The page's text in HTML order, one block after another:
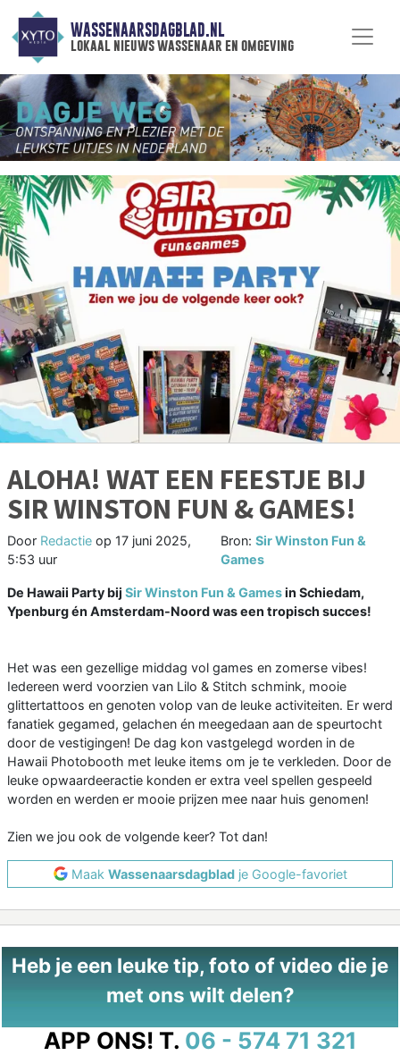
WASSENAARSDAGBLAD.NL
lokaal nieuws wassenaar en omgeving
ALOHA! WAT EEN FEESTJE BIJ
SIR WINSTON FUN & GAMES!
Door Redactie op 17 juni 2025,
5:53 uur
Bron: Sir Winston Fun &
Games
De Hawaii Party bij Sir Winston Fun & Gamesin Schiedam,
Ypenburg én Amsterdam-Noord was een tropisch succes!
Het was een gezellige middag vol games en zomerse vibes!
Iedereen werd voorzien van Lilo & Stitch schmink, mooie
glittertattoos en genoten volop van de leuke activiteiten. Er werd
fanatiek gegamed, gelachen én meegedaan aan de speurtocht
door de vestigingen! De dag kon vastgelegd worden in de
Hawaii Photobooth met leuke items om je te verkleden. Door de
leuke opwaardeeractie konden er extra veel spellen gespeeld
worden en werden er mooie prijzen mee naar huis genomen!
Zien we jou ook de volgende keer? Tot dan!
Maak Wassenaarsdagbladje Google-favoriet
Heb je een leuke tip, foto of video die je
met ons wilt delen?
APP ONS! T. 06 - 574 71 321